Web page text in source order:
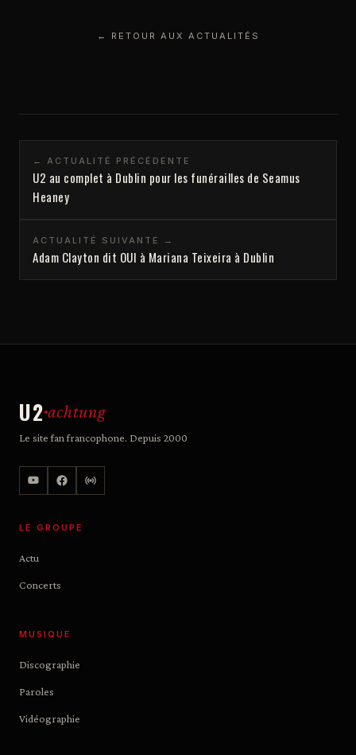
← RETOUR AUX ACTUALITÉS
← ACTUALITÉ PRÉCÉDENTE
U2 au complet à Dublin pour les funérailles de Seamus
Heaney
ACTUALITÉ SUIVANTE →
Adam Clayton dit OUI à Mariana Teixeira à Dublin
U2 achtung
Le site fan francophone. Depuis 2000
LE GROUPE
Actu
Concerts
MUSIQUE
Discographie
Paroles
Vidéographie